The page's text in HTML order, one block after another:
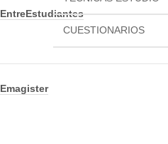
CUESTIONARIOS
EntreEstudiantes
Emagister